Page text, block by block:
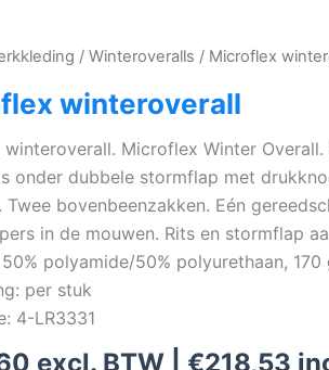
/ Winteroveralls / Microflex
winteroverall
Microflex Winter
onder dubbele stormflap met
bovenbeenzakken. Eén
in de mouwen. Rits en stormflap
polyamide/50% polyurethaan,
per stuk
4-LR3331
excl. BTW | €218,53